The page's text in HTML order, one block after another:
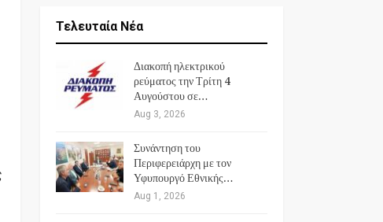
Τελευταία Νέα
Διακοπή ηλεκτρικού
ρεύματος την Τρίτη 4
Αυγούστου σε…
Aug 3, 2026
Συνάντηση του
Περιφερειάρχη με τον
Υφυπουργό Εθνικής…
Aug 1, 2026